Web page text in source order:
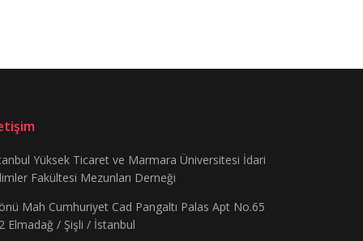
Yüksek Ticaret ve Marmara Üniversitesi İdari
Fakültesi Mezunları Derneği
Mah Cumhuriyet Cad Pangaltı Palas Apt No.65
Elmadağ / Şişli / İstanbul